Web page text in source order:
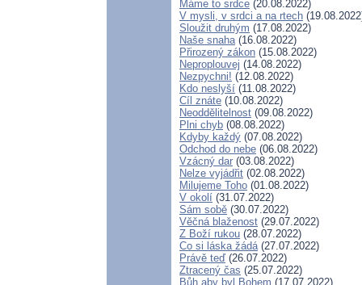
Máme to srdce (20.08.2022)
V mysli, v srdci a na rtech
Sloužit druhým (17.08.2022)
Naše snaha(16.08.2022)
Přirozený zákon (15.08.2022)
Neproplouvej (14.08.2022)
Nezpychni! (12.08.2022)
Kdo neslyší (11.08.2022)
Cíl znáte (10.08.2022)
Neoddělitelnost (09.08.2022)
Plni chyb (08.08.2022)
Kdyby každý (07.08.2022)
Odchod do nebe (06.08.2022)
Vzácný dar (03.08.2022)
Nelze vyjádřit (02.08.2022)
Milujeme Toho (01.08.2022)
V okolí (31.07.2022)
Sám sobě (30.07.2022)
Věčná blaženost (29.07.2022)
Z Boží rukou (28.07.2022)
Co si láska žádá(27.07.2022)
Právě teď (26.07.2022)
Ztracený čas (25.07.2022)
Bůh aby byl Bohem (17.07.2022)